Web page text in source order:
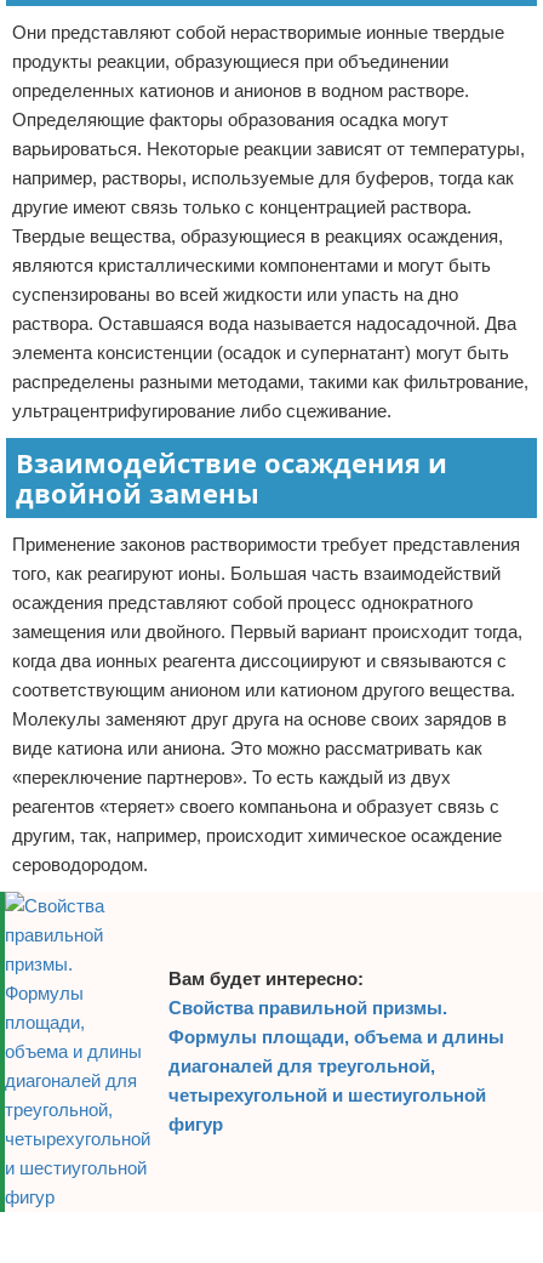
Они представляют собой нерастворимые ионные твердые
продукты реакции, образующиеся при объединении
определенных катионов и анионов в водном растворе.
Определяющие факторы образования осадка могут
варьироваться. Некоторые реакции зависят от температуры,
например, растворы, используемые для буферов, тогда как
другие имеют связь только с концентрацией раствора.
Твердые вещества, образующиеся в реакциях осаждения,
являются кристаллическими компонентами и могут быть
суспензированы во всей жидкости или упасть на дно
раствора. Оставшаяся вода называется надосадочной. Два
элемента консистенции (осадок и супернатант) могут быть
распределены разными методами, такими как фильтрование,
ультрацентрифугирование либо сцеживание.
Взаимодействие осаждения и
двойной замены
Применение законов растворимости требует представления
того, как реагируют ионы. Большая часть взаимодействий
осаждения представляют собой процесс однократного
замещения или двойного. Первый вариант происходит тогда,
когда два ионных реагента диссоциируют и связываются с
соответствующим анионом или катионом другого вещества.
Молекулы заменяют друг друга на основе своих зарядов в
виде катиона или аниона. Это можно рассматривать как
«переключение партнеров». То есть каждый из двух
реагентов «теряет» своего компаньона и образует связь с
другим, так, например, происходит химическое осаждение
сероводородом.
Вам будет интересно:
Свойства правильной призмы.
Формулы площади, объема и длины
диагоналей для треугольной,
четырехугольной и шестиугольной
фигур